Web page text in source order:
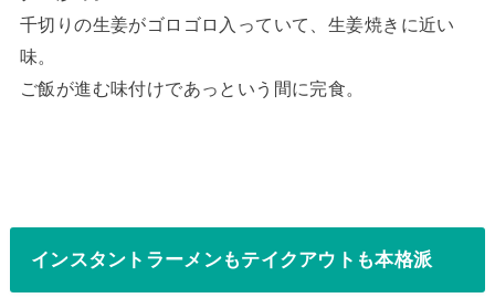
千切りの生姜がゴロゴロ入っていて、生姜焼きに近い
味。
ご飯が進む味付けであっという間に完食。
インスタントラーメンもテイクアウトも本格派